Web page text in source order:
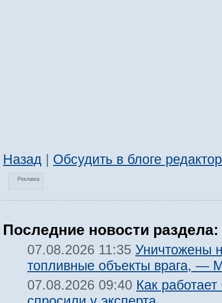
Назад | Обсудить в блоге
Реклама:
Последние новости раздела:
07.08.2026 11:35 Уничтожены
топливные объекты врага, —
07.08.2026 09:40 Как